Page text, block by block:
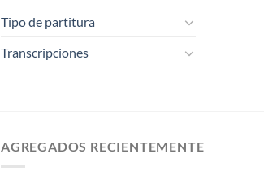
Tipo de partitura
Transcripciones
AGREGADOS RECIENTEMENTE